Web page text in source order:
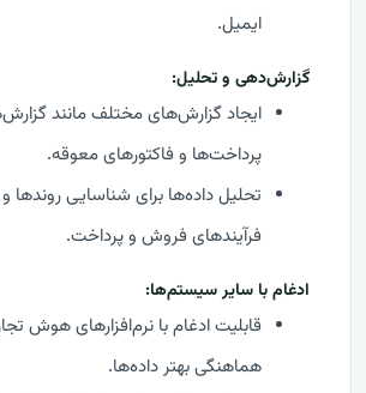
ایمیل.
گزارش‌دهی و تحلیل:
ایجاد گزارش‌های مختلف مانند
پرداخت‌ها و فاکتورهای معوقه.
تحلیل داده‌ها برای شناسایی روندها و
فرآیندهای فروش و پرداخت.
ادغام با سایر سیستم‌ها:
قابلیت ادغام با نرم‌افزارهای هوش
هماهنگی بهتر داده‌ها.